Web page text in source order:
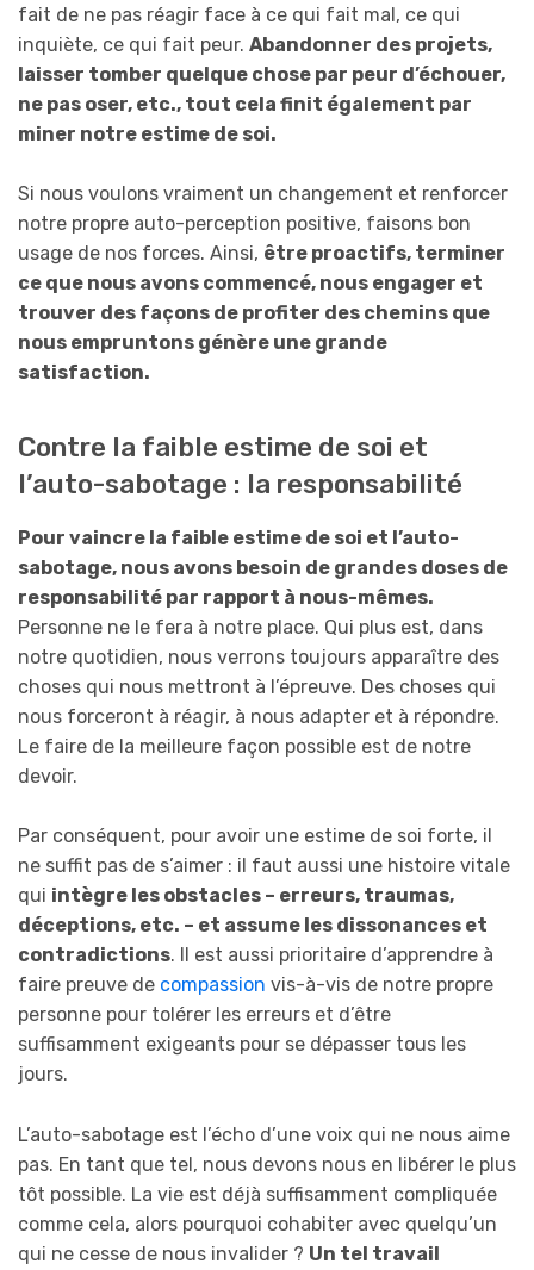
fait de ne pas réagir face à ce qui fait mal, ce qui
inquiète, ce qui fait peur. Abandonner des projets,
laisser tomber quelque chose par peur d’échouer,
ne pas oser, etc., tout cela finit également par
miner notre estime de soi.
Si nous voulons vraiment un changement et renforcer
notre propre auto-perception positive, faisons bon
usage de nos forces. Ainsi, être proactifs, terminer
ce que nous avons commencé, nous engager et
trouver des façons de profiter des chemins que
nous empruntons génère une grande
satisfaction.
Contre la faible estime de soi et
l’auto-sabotage : la responsabilité
Pour vaincre la faible estime de soi et l’auto-
sabotage, nous avons besoin de grandes doses de
responsabilité par rapport à nous-mêmes.
Personne ne le fera à notre place. Qui plus est, dans
notre quotidien, nous verrons toujours apparaître des
choses qui nous mettront à l’épreuve. Des choses qui
nous forceront à réagir, à nous adapter et à répondre.
Le faire de la meilleure façon possible est de notre
devoir.
Par conséquent, pour avoir une estime de soi forte, il
ne suffit pas de s’aimer : il faut aussi une histoire vitale
qui intègre les obstacles – erreurs, traumas,
déceptions, etc. – et assume les dissonances et
contradictions. Il est aussi prioritaire d’apprendre à
faire preuve de compassion vis-à-vis de notre propre
personne pour tolérer les erreurs et d’être
suffisamment exigeants pour se dépasser tous les
jours.
L’auto-sabotage est l’écho d’une voix qui ne nous aime
pas. En tant que tel, nous devons nous en libérer le plus
tôt possible. La vie est déjà suffisamment compliquée
comme cela, alors pourquoi cohabiter avec quelqu’un
qui ne cesse de nous invalider ? Un tel travail